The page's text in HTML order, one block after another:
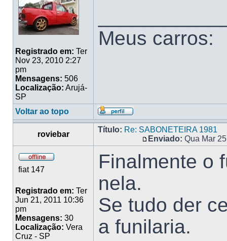
Registrado em: Ter
Nov 23, 2010 2:27
pm
Mensagens: 506
Localização: Arujá-
SP
Meus carros:
Voltar ao topo
roviebar
Título: Re: SABONETEIRA 1981
Enviado: Qua Mar
fiat 147
Registrado em: Ter
Jun 21, 2011 10:36
pm
Mensagens: 30
Localização: Vera
Cruz - SP
Finalmente o
nela.
Se tudo der
a funilaria.